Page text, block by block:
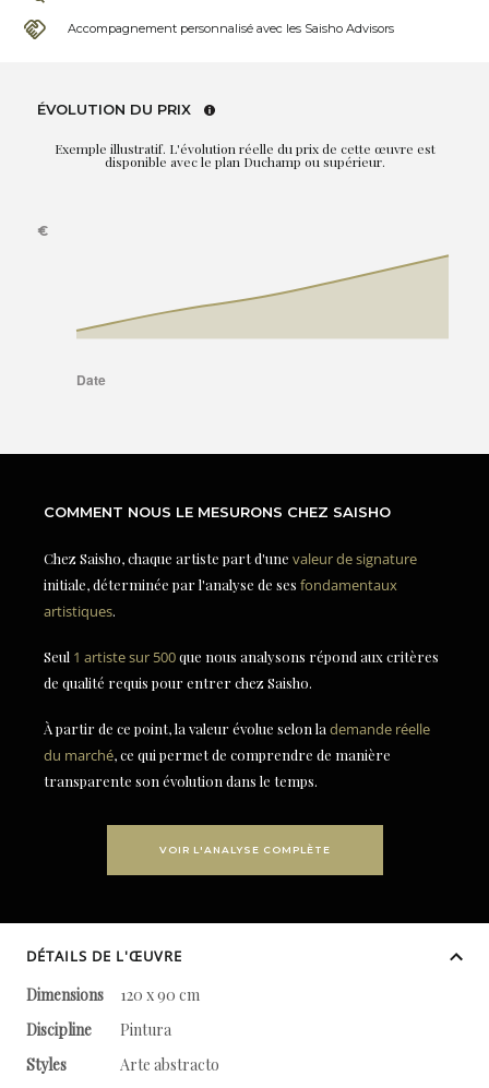
Accompagnement personnalisé avec les Saisho Advisors
ÉVOLUTION DU PRIX
Exemple illustratif. L'évolution réelle du prix de cette œuvre est
disponible avec le plan Duchamp ou supérieur.
COMMENT NOUS LE MESURONS CHEZ SAISHO
Chez Saisho, chaque artiste part d'une valeur de signature
initiale, déterminée par l'analyse de ses fondamentaux
artistiques.
Seul 1 artiste sur 500que nous analysons répond aux critères
de qualité requis pour entrer chez Saisho.
À partir de ce point, la valeur évolue selon la demande réelle
du marché, ce qui permet de comprendre de manière
transparente son évolution dans le temps.
VOIR L'ANALYSE COMPLÈTE
DÉTAILS DE L'ŒUVRE
Dimensions
120 x 90 cm
Discipline
Pintura
Styles
Arte abstracto